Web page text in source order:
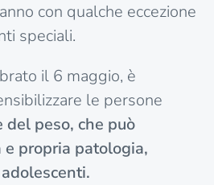
con qualche eccezione
speciali.
il 6 maggio, è
le persone
del peso, che può
propria patologia,